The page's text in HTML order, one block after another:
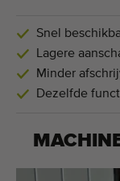
Snel
Lagere
Minder
Dezelfde